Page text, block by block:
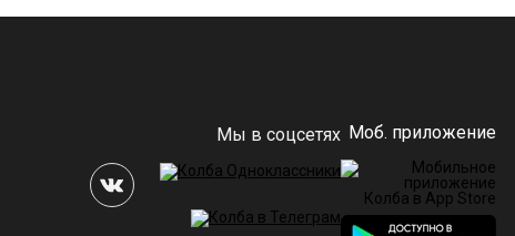
Мы в соцсетях Моб. приложение